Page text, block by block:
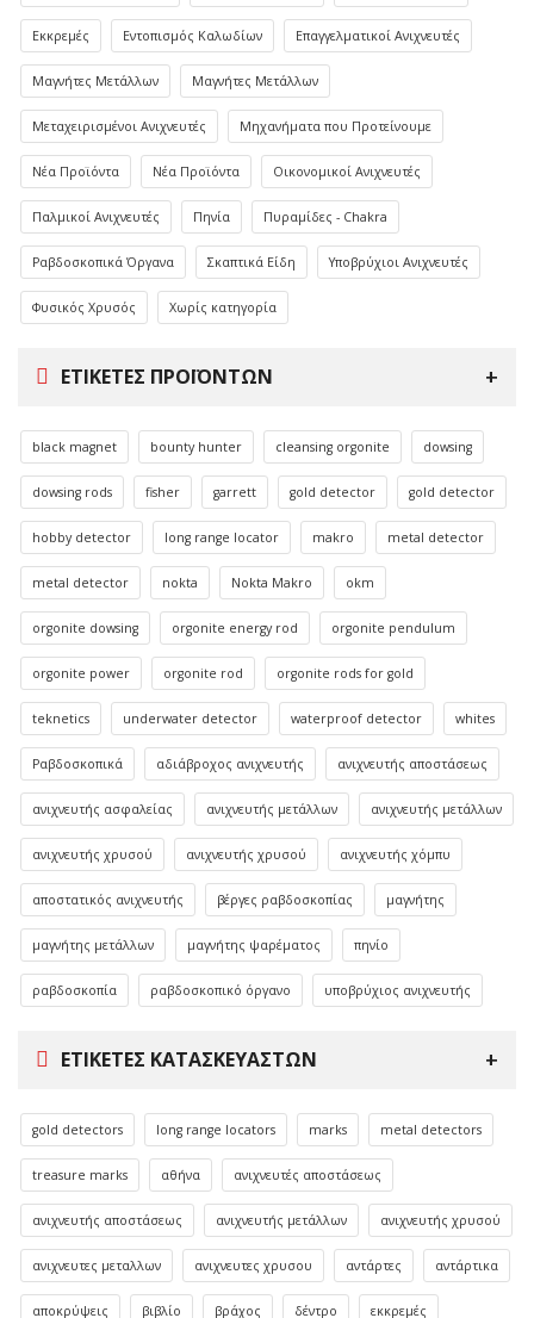
Εκκρεμές Εντοπισμός Καλωδίων Επαγγελματικοί Ανιχνευτές
Μαγνήτες Μετάλλων Μαγνήτες Μετάλλων
Μεταχειρισμένοι Ανιχνευτές Μηχανήματα που Προτείνουμε
Νέα Προϊόντα Νέα Προϊόντα Οικονομικοί Ανιχνευτές
Παλμικοί Ανιχνευτές Πηνία Πυραμίδες - Chakra
Ραβδοσκοπικά Όργανα Σκαπτικά Είδη Υποβρύχιοι Ανιχνευτές
Φυσικός Χρυσός Χωρίς κατηγορία
ΕΤΙΚΈΤΕΣ ΠΡΟΪΌΝΤΩΝ
black magnet bounty hunter cleansing orgonite dowsing
dowsing rods fisher garrett gold detector gold detector
hobby detector long range locator makro metal detector
metal detector nokta Nokta Makro okm
orgonite dowsing orgonite energy rod orgonite pendulum
orgonite power orgonite rod orgonite rods for gold
teknetics underwater detector waterproof detector whites
Ραβδοσκοπικά αδιάβροχος ανιχνευτής ανιχνευτής αποστάσεως
ανιχνευτής ασφαλείας ανιχνευτής μετάλλων ανιχνευτής μετάλλων
ανιχνευτής χρυσού ανιχνευτής χρυσού ανιχνευτής χόμπυ
αποστατικός ανιχνευτής βέργες ραβδοσκοπίας μαγνήτης
μαγνήτης μετάλλων μαγνήτης ψαρέματος πηνίο
ραβδοσκοπία ραβδοσκοπικό όργανο υποβρύχιος ανιχνευτής
ΕΤΙΚΈΤΕΣ ΚΑΤΑΣΚΕΥΑΣΤΏΝ
gold detectors long range locators marks metal detectors
treasure marks αθήνα ανιχνευτές αποστάσεως
ανιχνευτής αποστάσεως ανιχνευτής μετάλλων ανιχνευτής χρυσού
ανιχνευτες μεταλλων ανιχνευτες χρυσου αντάρτες αντάρτικα
αποκρύψεις βιβλίο βράχος δέντρο εκκρεμές